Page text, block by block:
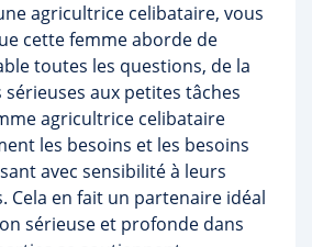
agricultrice celibataire, vous
cette femme aborde de
toutes les questions, de la
aux petites tâches
agricultrice celibataire
les besoins et les besoins
avec sensibilité à leurs
Cela en fait un partenaire idéal
sérieuse et profonde dans